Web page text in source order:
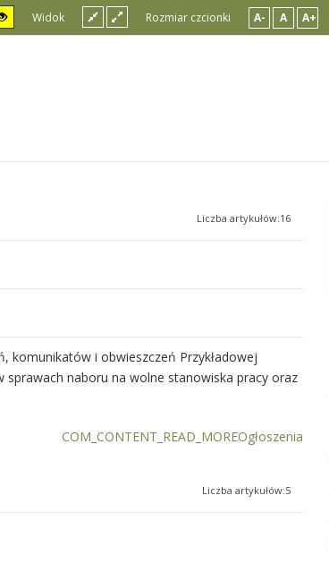
Widok Rozmiar czcionki A- A A+
Liczba artykułów:16
komunikatów i obwieszczeń Przykładowej
naboru na wolne stanowiska pracy oraz
COM_CONTENT_READ_MOREOgłoszenia
Liczba artykułów:5